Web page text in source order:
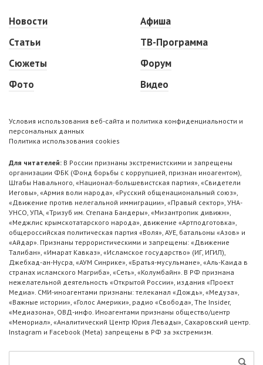
Новости
Статьи
Сюжеты
Фото
Афиша
ТВ-Программа
Форум
Видео
Условия использования веб-сайта и политика конфиденциальности и
персональных данных
Политика использования cookies
Для читателей: В России признаны экстремистскими и запрещены
организации ФБК (Фонд борьбы с коррупцией, признан иноагентом),
Штабы Навального, «Национал-большевистская партия», «Свидетели
Иеговы», «Армия воли народа», «Русский общенациональный союз»,
«Движение против нелегальной иммиграции», «Правый сектор», УНА-
УНСО, УПА, «Тризуб им. Степана Бандеры», «Мизантропик дивижн»,
«Меджлис крымскотатарского народа», движение «Артподготовка»,
общероссийская политическая партия «Воля», АУЕ, батальоны «Азов» и
«Айдар». Признаны террористическими и запрещены: «Движение
Талибан», «Имарат Кавказ», «Исламское государство» (ИГ, ИГИЛ),
Джебхад-ан-Нусра, «АУМ Синрике», «Братья-мусульмане», «Аль-Каида в
странах исламского Магриба», «Сеть», «Колумбайн». В РФ признана
нежелательной деятельность «Открытой России», издания «Проект
Медиа». СМИ-иноагентами признаны: телеканал «Дождь», «Медуза»,
«Важные истории», «Голос Америки», радио «Свобода», The Insider,
«Медиазона», ОВД-инфо. Иноагентами признаны общество/центр
«Мемориал», «Аналитический Центр Юрия Левады», Сахаровский центр.
Instagram и Facebook (Metа) запрещены в РФ за экстремизм.